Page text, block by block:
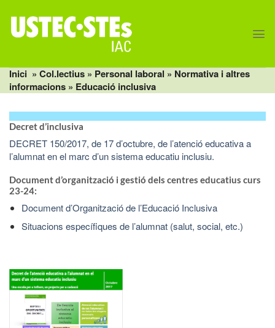
content
Inici » Col.lectius » Personal laboral » Normativa i altres
informacions » Educació inclusiva
Decret d’inclusiva
DECRET 150/2017, de 17 d’octubre, de l’atenció educativa a
l’alumnat en el marc d’un sistema educatiu inclusiu.
Document d’organització i gestió dels centres educatius curs
23-24:
Document d’Organització de l’Educació Inclusiva
Situacions específiques de l’alumnat (salut, social, etc.)